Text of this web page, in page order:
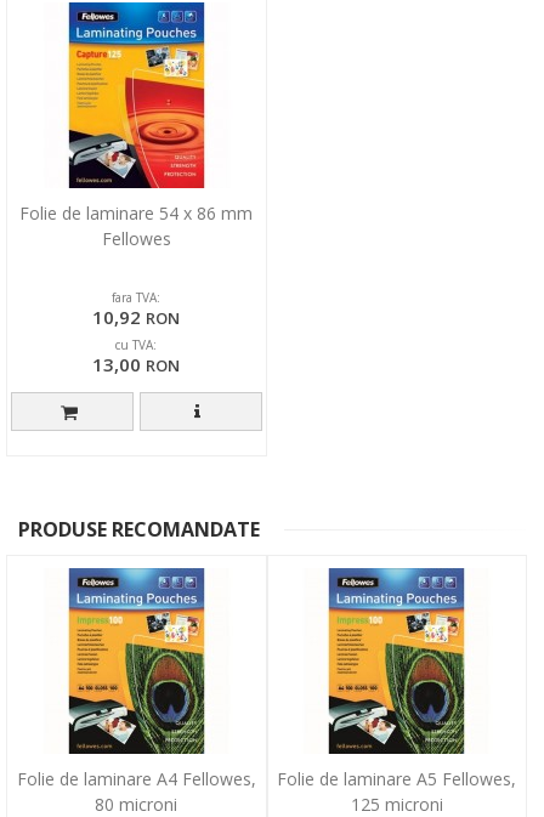
Folie de laminare 54 x 86 mm
Fellowes
fara TVA:
10,92 RON
cu TVA:
13,00 RON
PRODUSE RECOMANDATE
Folie de laminare A4 Fellowes,
80 microni
Folie de laminare A5 Fellowes,
125 microni